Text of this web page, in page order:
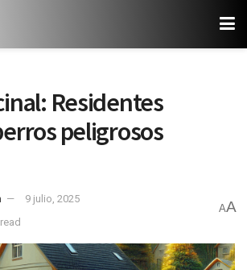
Residentes
peligrosos
9 julio, 2025
AA